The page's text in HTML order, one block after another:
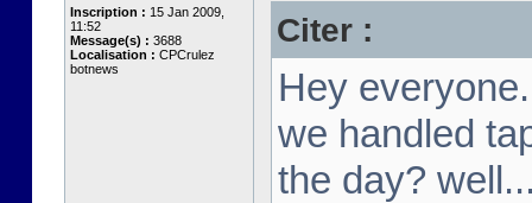
Inscription : 15 Jan 2009,
11:52
Message(s) : 3688
Localisation : CPCrulez
botnews
Citer :
Hey
we handled
the day?